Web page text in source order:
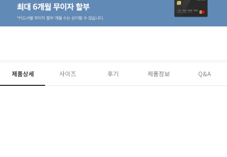
제품상세 사이즈 후기 제품정보 Q&A